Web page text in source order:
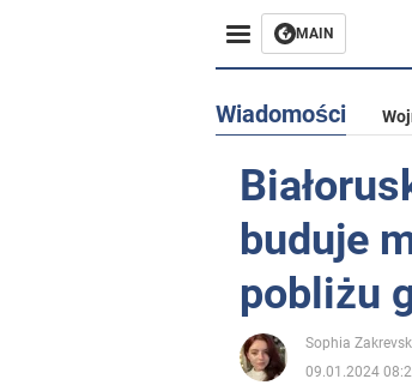
MAIN
Wiadomości
buduje
pobliżu
Sophia
09.01.2024